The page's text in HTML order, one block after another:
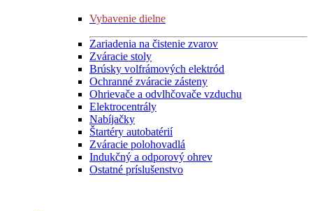
Vybavenie dielne
Zariadenia na čistenie zvarov
Zváracie stoly
Brúsky volfrámových elektród
Ochranné zváracie zásteny
Ohrievače a odvlhčovače vzduchu
Elektrocentrály
Nabíjačky
Štartéry autobatérií
Zváracie polohovadlá
Indukčný a odporový ohrev
Ostatné príslušenstvo